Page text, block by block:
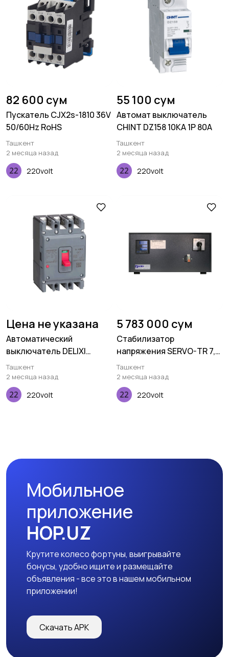
82 600 сум
Пускатель CJX2s-1810 36V
50/60Hz RoHS
Ташкент
2 месяца назад
220volt
55 100 сум
Автомат выключатель
CHINT DZ158 10KA 1P 80A
Ташкент
2 месяца назад
220volt
Цена не указана
Автоматический
выключатель DELIXI
CDM6i-400L 3P 315A
Ташкент
2 месяца назад
220volt
5 783 000 сум
Стабилизатор
напряжения SERVO-TR 7,5
KVA SERVOMATIC 1-фазный
Ташкент
2 месяца назад
220volt
Мобильное
приложение
HOP.UZ
Крутите колесо фортуны, выигрывайте
бонусы, удобно ищите и размещайте
объявления - все это в нашем мобильном
приложении!
Скачать APK